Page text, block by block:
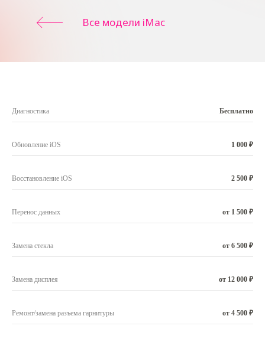
Все модели iMac
Диагностика Бесплатно
Обновление iOS 1 000 ₽
Восстановление iOS 2 500 ₽
Перенос данных от 1 500 ₽
Замена стекла от 6 500 ₽
Замена дисплея от 12 000 ₽
Ремонт/замена разъема гарнитуры от 4 500 ₽